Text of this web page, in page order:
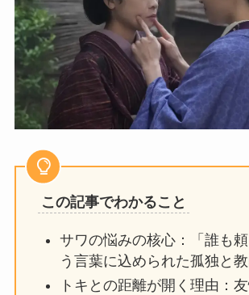
この記事でわかること
サワの悩みの核心：「誰も
う言葉に込められた孤独と
トキとの距離が開く理由：